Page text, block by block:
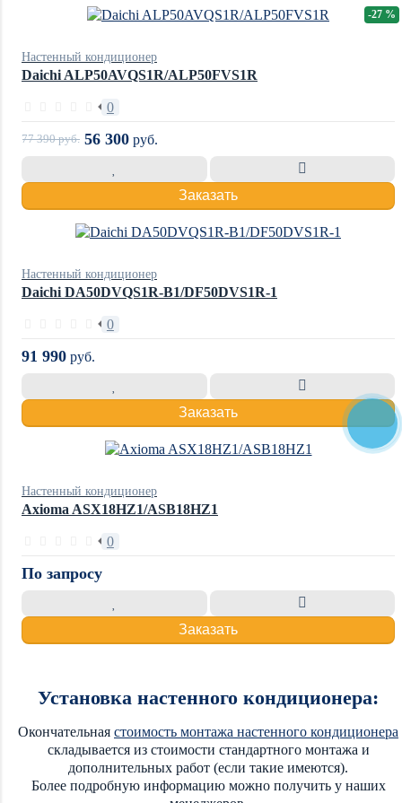
Настенный кондиционер
Daichi ALP50AVQS1R/ALP50FVS1R
0
-27 %
77 390руб. 56 300 руб.
Заказать
Настенный кондиционер
Daichi DA50DVQS1R-B1/DF50DVS1R-1
0
91 990 руб.
Заказать
Настенный кондиционер
Axioma ASX18HZ1/ASB18HZ1
0
По запросу
Заказать
Установка настенного кондиционера:
Окончательная стоимость монтажа настенного кондиционера
складывается из стоимости стандартного монтажа и
дополнительных работ (если такие имеются).
Более подробную информацию можно получить у наших